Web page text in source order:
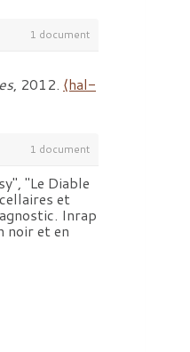
1 document
, 2012. ⟨hal-
1 document
"Le Diable
et
Inrap
noir et en